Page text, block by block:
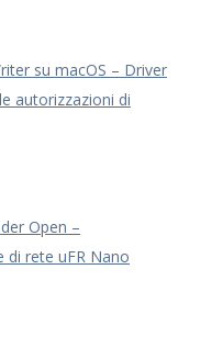
su macOS – Driver
autorizzazioni di
Open –
di rete uFR Nano